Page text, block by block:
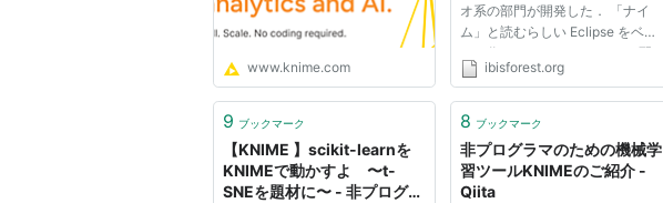
www.knime.com
オ系の部門が開発した． 「ナイ
ム」と読むらしい Eclipse をベー
スに作られている． GPLv3で配
布されている無料で利用できるオ
KNIME.com が有料サポートもし
ている． 拡張プラグインがあ
る．化学・バ...
ibisforest.org
9 ブックマーク
【KNIME 】scikit-learnを
KNIMEで動かすよ 〜t-
SNEを題材に〜 - 非プログラ
8 ブックマーク
非プログラマのための機械学
習ツールKNIMEのご紹介 -
Qiita